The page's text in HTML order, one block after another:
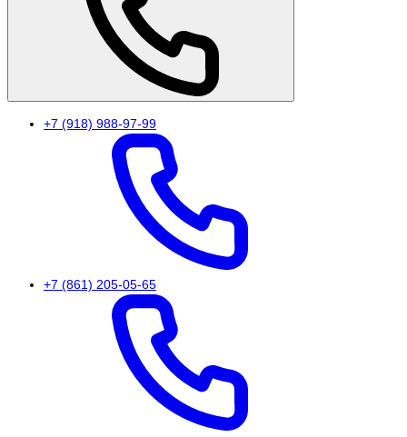
+7 (918) 988-97-99
+7 (861) 205-05-65